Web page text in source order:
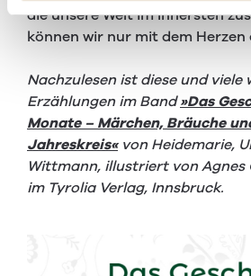
die unsere Welt im Innersten
können wir nur mit dem Herzen
Nachzulesen ist diese und viele
Erzählungen im Band»Das
Monate – Märchen, Bräuche
Jahreskreis«von Heidemarie,
Wittmann, illustriert von Agnes
im Tyrolia Verlag, Innsbruck.